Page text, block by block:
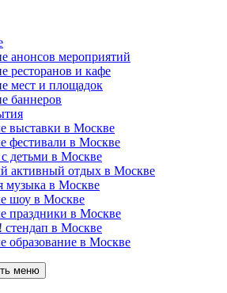
анонсов мероприятий
ресторанов и кафе
мест и площадок
баннеров
выставки в Москве
фестивали в Москве
детьми в Москве
активный отдых в Москве
музыка в Москве
шоу в Москве
праздники в Москве
стендап в Москве
образование в Москве
меню